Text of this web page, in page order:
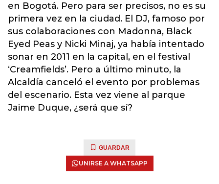
en Bogotá. Pero para ser precisos, no es su
primera vez en la ciudad. El DJ, famoso por
sus colaboraciones con Madonna, Black
Eyed Peas y Nicki Minaj, ya había intentado
sonar en 2011 en la capital, en el festival
‘Creamfields’. Pero a último minuto, la
Alcaldía canceló el evento por problemas
del escenario. Esta vez viene al parque
Jaime Duque, ¿será que sí?
GUARDAR
UNIRSE A WHATSAPP